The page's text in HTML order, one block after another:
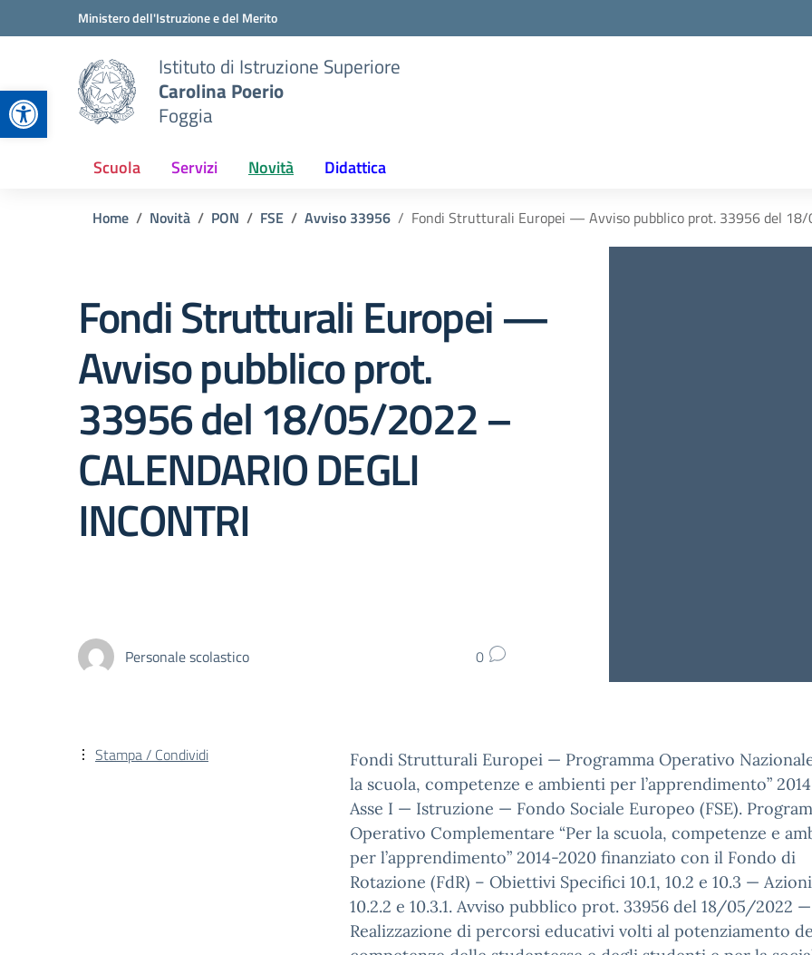
Apri la barra degli strumenti
Vai ai contenuti
Vai al menu di navigazioneMinistero dell'Istruzione e del Merito
Istituto di Istruzione Superiore
Carolina Poerio
Foggia
Scuola Servizi Novità Didattica
Home Novità PON FSE Avviso 33956 Fondi Strutturali Europei — Avviso pubblico prot. 33956 del 18/
Fondi Strutturali Europei —
Avviso pubblico prot.
33956 del 18/05/2022 –
CALENDARIO DEGLI
INCONTRI
Personale scolastico 0
Fondi Strutturali Europei — Programma Operativo
la scuola, competenze e ambienti per l’apprendimento”
Asse I — Istruzione — Fondo Sociale Europeo (FSE).
Operativo Complementare “Per la scuola, competenze e
per l’apprendimento” 2014-2020 finanziato con il Fondo di
Rotazione (FdR) – Obiettivi Specifici 10.1, 10.2 e 10.3 — Azioni
10.2.2 e 10.3.1. Avviso pubblico prot. 33956 del 18/05/2022 —
Realizzazione di percorsi educativi volti al potenziamento
Stampa / Condividi